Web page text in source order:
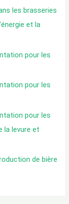
les brasseries
et la
pour les
pour les
pour les
la levure et
de bière